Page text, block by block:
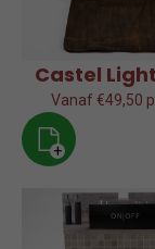
Castel
Vanaf €49,50
+